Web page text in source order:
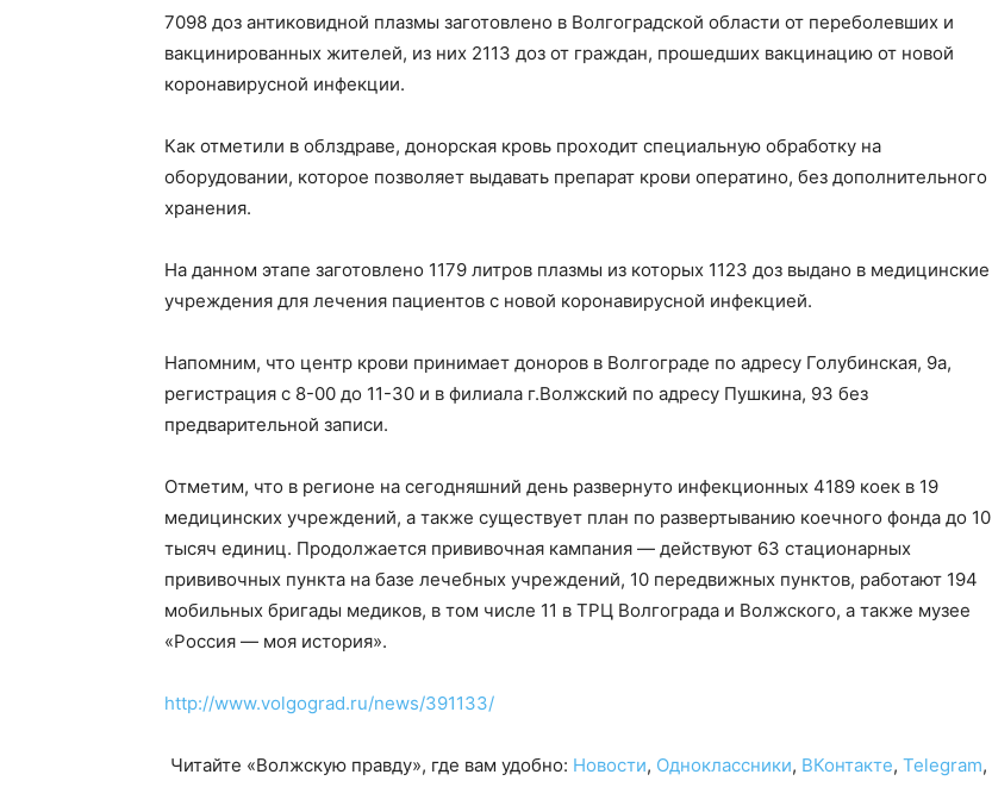
7098 доз антиковидной плазмы заготовлено в Волгоградской области от переболевших и
вакцинированных жителей, из них 2113 доз от граждан, прошедших вакцинацию от новой
коронавирусной инфекции.
Как отметили в облздраве, донорская кровь проходит специальную обработку на
оборудовании, которое позволяет выдавать препарат крови оператино, без дополнительного
хранения.
На данном этапе заготовлено 1179 литров плазмы из которых 1123 доз выдано в медицинские
учреждения для лечения пациентов с новой коронавирусной инфекцией.
Напомним, что центр крови принимает доноров в Волгограде по адресу Голубинская, 9а,
регистрация с 8-00 до 11-30 и в филиала г.Волжский по адресу Пушкина, 93 без
предварительной записи.
Отметим, что в регионе на сегодняшний день развернуто инфекционных 4189 коек в 19
медицинских учреждений, а также существует план по развертыванию коечного фонда до 10
тысяч единиц. Продолжается прививочная кампания — действуют 63 стационарных
прививочных пункта на базе лечебных учреждений, 10 передвижных пунктов, работают 194
мобильных бригады медиков, в том числе 11 в ТРЦ Волгограда и Волжского, а также музее
«Россия — моя история».
http://www.volgograd.ru/news/391133/
Читайте «Волжскую правду», где вам удобно: Новости, Одноклассники, ВКонтакте, Telegram,